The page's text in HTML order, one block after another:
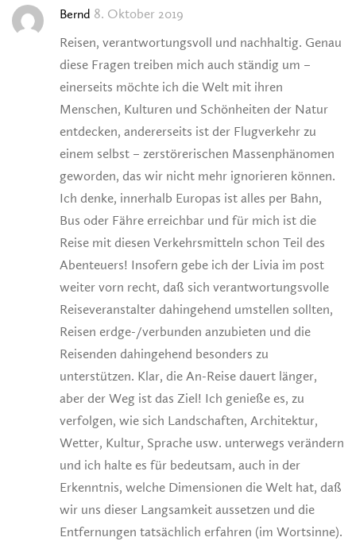
Bernd 8. Oktober 2019
Reisen, verantwortungsvoll und nachhaltig. Genau
diese Fragen treiben mich auch ständig um –
einerseits möchte ich die Welt mit ihren
Menschen, Kulturen und Schönheiten der Natur
entdecken, andererseits ist der Flugverkehr zu
einem selbst – zerstörerischen Massenphänomen
geworden, das wir nicht mehr ignorieren können.
Ich denke, innerhalb Europas ist alles per Bahn,
Bus oder Fähre erreichbar und für mich ist die
Reise mit diesen Verkehrsmitteln schon Teil des
Abenteuers! Insofern gebe ich der Livia im post
weiter vorn recht, daß sich verantwortungsvolle
Reiseveranstalter dahingehend umstellen sollten,
Reisen erdge-/verbunden anzubieten und die
Reisenden dahingehend besonders zu
unterstützen. Klar, die An-Reise dauert länger,
aber der Weg ist das Ziel! Ich genieße es, zu
verfolgen, wie sich Landschaften, Architektur,
Wetter, Kultur, Sprache usw. unterwegs verändern
und ich halte es für bedeutsam, auch in der
Erkenntnis, welche Dimensionen die Welt hat, daß
wir uns dieser Langsamkeit aussetzen und die
Entfernungen tatsächlich erfahren (im Wortsinne).